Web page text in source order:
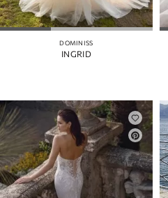
DOMINISS
INGRID